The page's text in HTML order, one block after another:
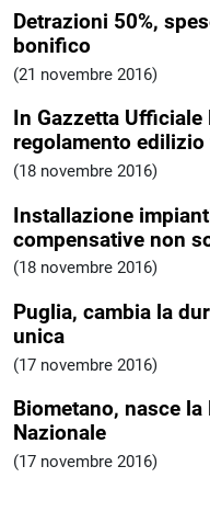
Detrazioni 50%,
bonifico
(21 novembre 2016)
In Gazzetta
regolamento
(18 novembre 2016)
Installazione
compensative non
(18 novembre 2016)
Puglia, cambia la
unica
(17 novembre 2016)
Biometano, nasce
Nazionale
(17 novembre 2016)